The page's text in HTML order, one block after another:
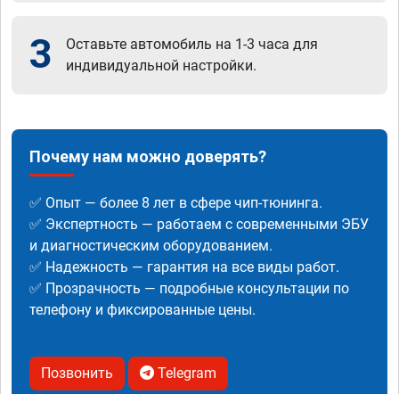
3
Оставьте автомобиль на 1-3 часа для
индивидуальной настройки.
Почему нам можно доверять?
✅ Опыт — более 8 лет в сфере чип-тюнинга.
✅ Экспертность — работаем с современными ЭБУ
и диагностическим оборудованием.
✅ Надежность — гарантия на все виды работ.
✅ Прозрачность — подробные консультации по
телефону и фиксированные цены.
Позвонить Telegram